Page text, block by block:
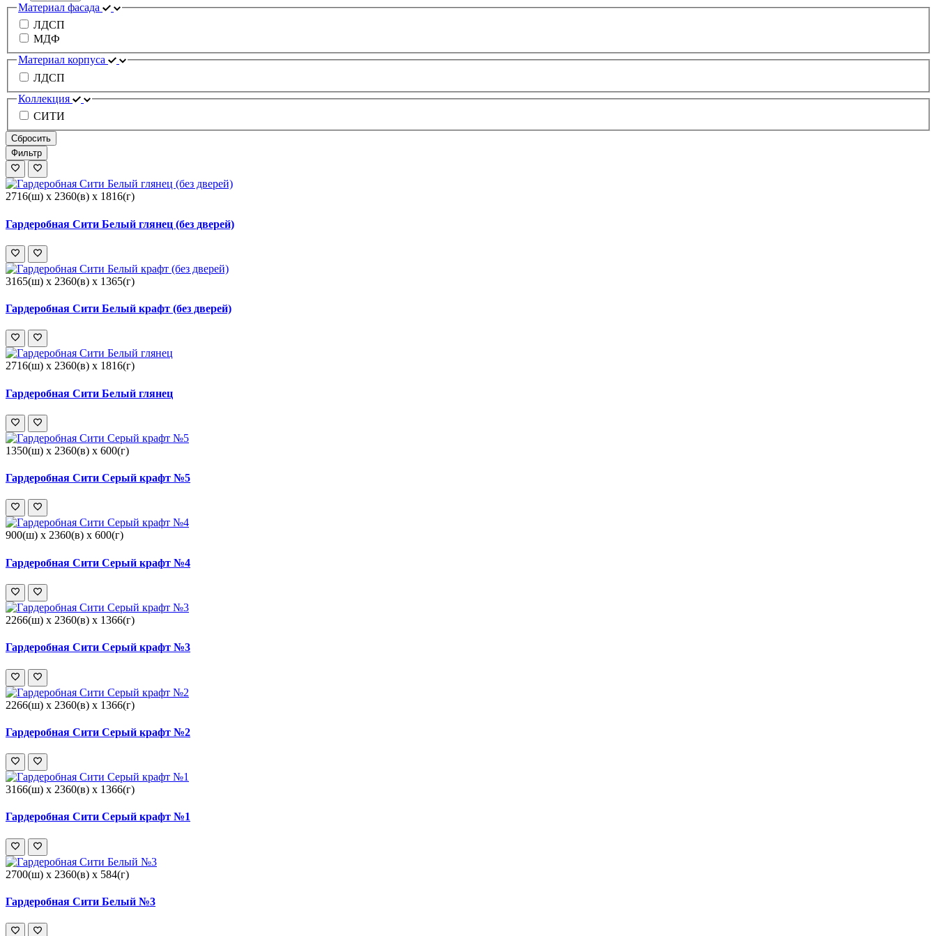
Материал фасада
ЛДСП
МДФ
Материал корпуса
ЛДСП
Коллекция
СИТИ
Сбросить
Фильтр
2716(ш) x 2360(в) x 1816(г)
Гардеробная Сити Белый глянец (без дверей)
3165(ш) x 2360(в) x 1365(г)
Гардеробная Сити Белый крафт (без дверей)
2716(ш) x 2360(в) x 1816(г)
Гардеробная Сити Белый глянец
1350(ш) x 2360(в) x 600(г)
Гардеробная Сити Серый крафт №5
900(ш) x 2360(в) x 600(г)
Гардеробная Сити Серый крафт №4
2266(ш) x 2360(в) x 1366(г)
Гардеробная Сити Серый крафт №3
2266(ш) x 2360(в) x 1366(г)
Гардеробная Сити Серый крафт №2
3166(ш) x 2360(в) x 1366(г)
Гардеробная Сити Серый крафт №1
2700(ш) x 2360(в) x 584(г)
Гардеробная Сити Белый №3